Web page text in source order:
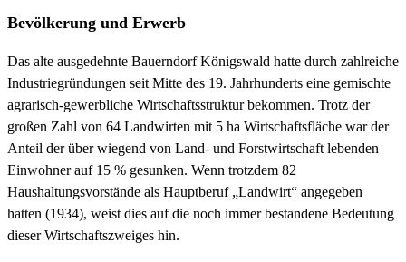
Bevölkerung und Erwerb
Das alte ausgedehnte Bauerndorf Königswald hatte durch zahlreiche
Industriegründungen seit Mitte des 19. Jahrhunderts eine gemischte
agrarisch-gewerbliche Wirtschaftsstruktur bekommen. Trotz der
großen Zahl von 64 Landwirten mit 5 ha Wirtschaftsfläche war der
Anteil der über wiegend von Land- und Forstwirtschaft lebenden
Einwohner auf 15 % gesunken. Wenn trotzdem 82
Haushaltungsvorstände als Hauptberuf „Landwirt“ angegeben
hatten (1934), weist dies auf die noch immer bestandene Bedeutung
dieser Wirtschaftszweiges hin.